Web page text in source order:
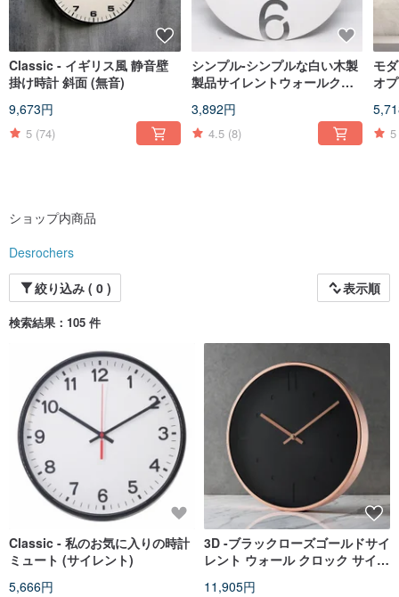
Classic - イギリス風 静音壁
掛け時計 斜面 (無音)
9,673円
5 (74)
シンプル-シンプルな白い木製
製品サイレントウォールクロ
3,892円
4.5 (8)
モ
オ
5
ショップ内商品
Desrochers
絞り込み ( 0 )
表示順
検索結果：105 件
Classic - 私のお気に入りの時計
ミュート (サイレント)
5,666円
3D -ブラックローズゴールドサイ
レント ウォール クロック サイレ
11,905円